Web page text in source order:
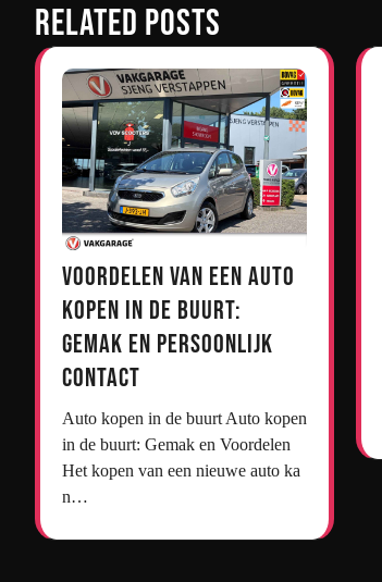
Related Posts
Voordelen van een Auto
Kopen in de Buurt:
Gemak en Persoonlijk
Contact
Auto kopen in de buurt Auto kopen
in de buurt: Gemak en Voordelen
Het kopen van een nieuwe auto ka
n…